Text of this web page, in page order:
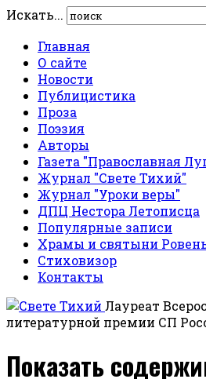
Искать...
Главная
О сайте
Новости
Публицистика
Проза
Поэзия
Авторы
Газета "Православная
Журнал "Свете Тихий"
Журнал "Уроки веры"
ДПЦ Нестора Летописца
Популярные записи
Храмы и святыни
Стиховизор
Контакты
Лауреат
литературной премии СП
Показать